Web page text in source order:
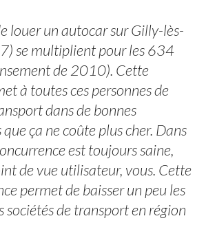
louer un autocar sur Gilly-lès-
se multiplient pour les 634
de 2010). Cette
à toutes ces personnes de
dans de bonnes
ça ne coûte plus cher. Dans
est toujours saine,
de vue utilisateur, vous. Cette
permet de baisser un peu les
sociétés de transport en région